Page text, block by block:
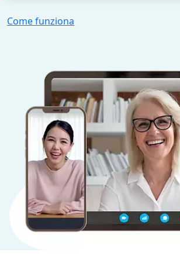
Come funziona